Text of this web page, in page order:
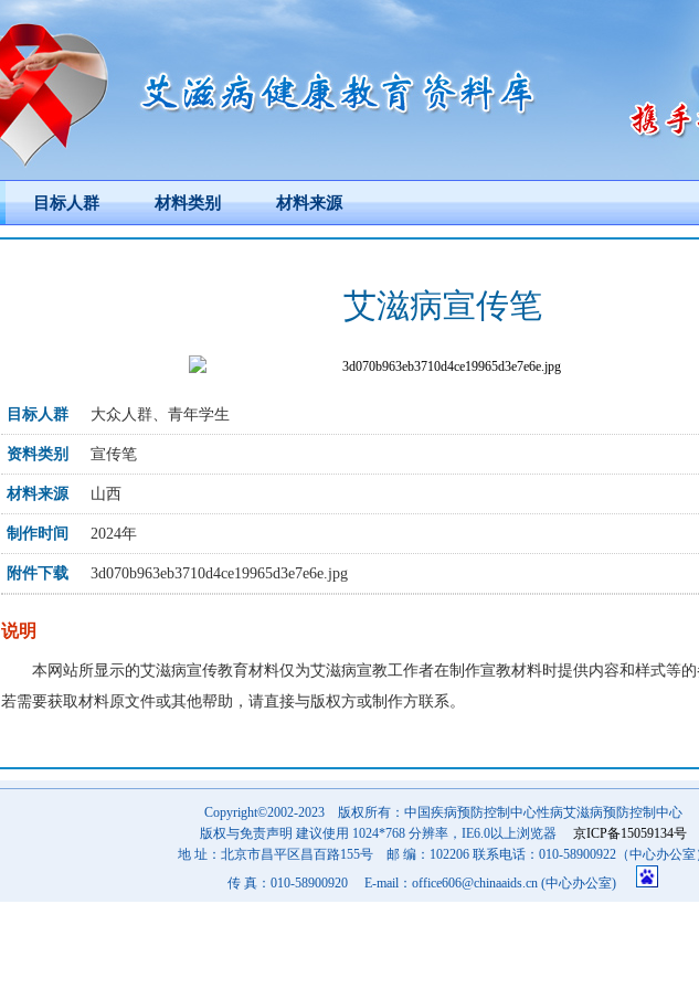
目标人群 材料类别 材料来源
艾滋病宣传笔
目标人群 大众人群、青年学生
资料类别 宣传笔
材料来源 山西
制作时间 2024年
附件下载 3d070b963eb3710d4ce19965d3e7e6e.jpg
说明
本网站所显示的艾滋病宣传教育材料仅为艾滋病宣教工作者在制作宣教材料时提供内容和样式等的
若需要获取材料原文件或其他帮助，请直接与版权方或制作方联系。
Copyright©2002-2023 版权所有：中国疾病预防控制中心性病艾滋病预防控制中心
版权与免责声明 建议使用 1024*768 分辨率，IE6.0以上浏览器 京ICP备15059134号
地 址：北京市昌平区昌百路155号 邮 编：102206 联系电话：010-58900922（中心办公室
传 真：010-58900920 E-mail：office606@chinaaids.cn (中心办公室)